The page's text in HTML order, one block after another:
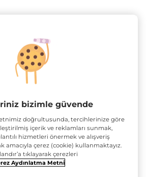
İçerik ansiklopedisi
Ürünlerimizin içerikleri ile
ilgili bütün soru
işaretlerinizi cevaplıyoruz
bizimle güvende
doğrultusunda, tercihlerinize göre
içerik ve reklamları sunmak,
hizmetleri önermek ve alışveriş
amacıyla çerez (cookie) kullanmaktayız.
tıklayarak çerezleri
Aydınlatma Metni